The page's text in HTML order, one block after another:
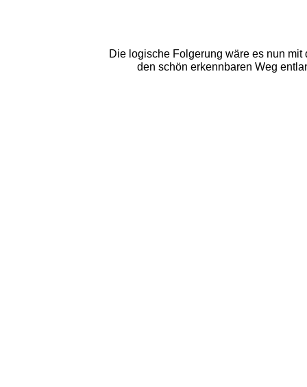
Die logische Folgerung wäre es nun
den schön erkennbaren Weg